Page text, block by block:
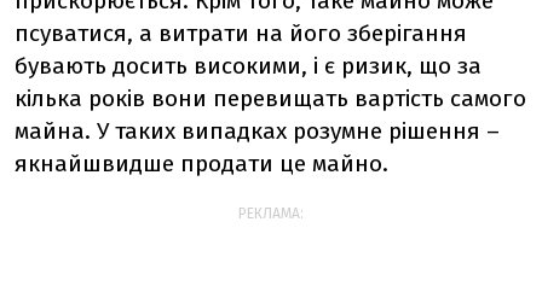
псуватися, а витрати на його зберігання
бувають досить високими, і є ризик, що за
кілька років вони перевищать вартість самого
майна. У таких випадках розумне рішення –
якнайшвидше продати це майно.
РЕКЛАМА: